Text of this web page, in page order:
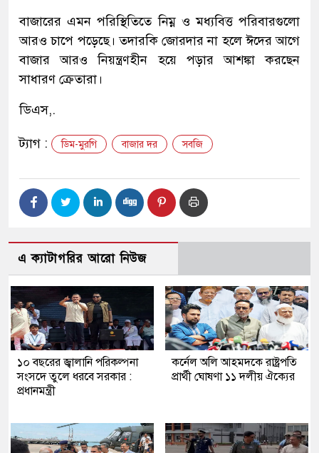
বাজারের এমন পরিস্থিতিতে নিম্ন ও মধ্যবিত্ত পরিবারগুলো
আরও চাপে পড়েছে। তদারকি জোরদার না হলে ঈদের আগে
বাজার আরও নিয়ন্ত্রণহীন হয়ে পড়ার আশঙ্কা করছেন
সাধারণ ক্রেতারা।
ডিএস,.
ট্যাগ : ডিম-মুরগি বাজার দর সবজি
এ ক্যাটাগরির আরো নিউজ
১০ বছরের জ্বালানি পরিকল্পনা
সংসদে তুলে ধরবে সরকার :
প্রধানমন্ত্রী
কর্নেল অলি আহমদকে রাষ্ট্রপতি
প্রার্থী ঘোষণা ১১ দলীয় ঐক্যের